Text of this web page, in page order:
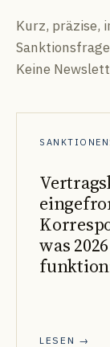
Kurz, präzise,
Keine
SANKTIONEN
was
LESEN →